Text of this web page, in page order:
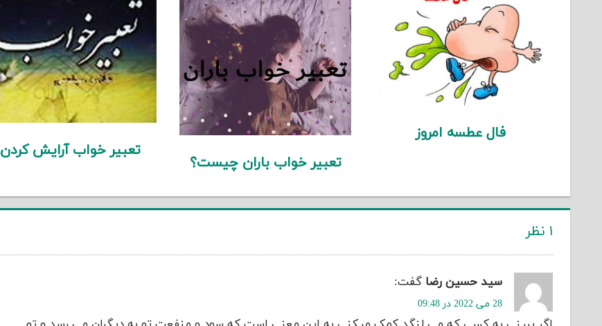
فال عطسه امروز
تعبیر خواب باران چیست؟
تعبیر خواب آرایش کردن
۱ نظر
سید حسین رضا گفت:
28 می 2022 در 09:48